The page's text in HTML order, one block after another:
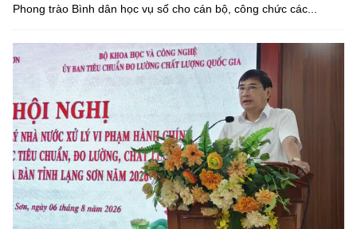
Phong trào Bình dân học vụ số cho cán bộ, công chức các...